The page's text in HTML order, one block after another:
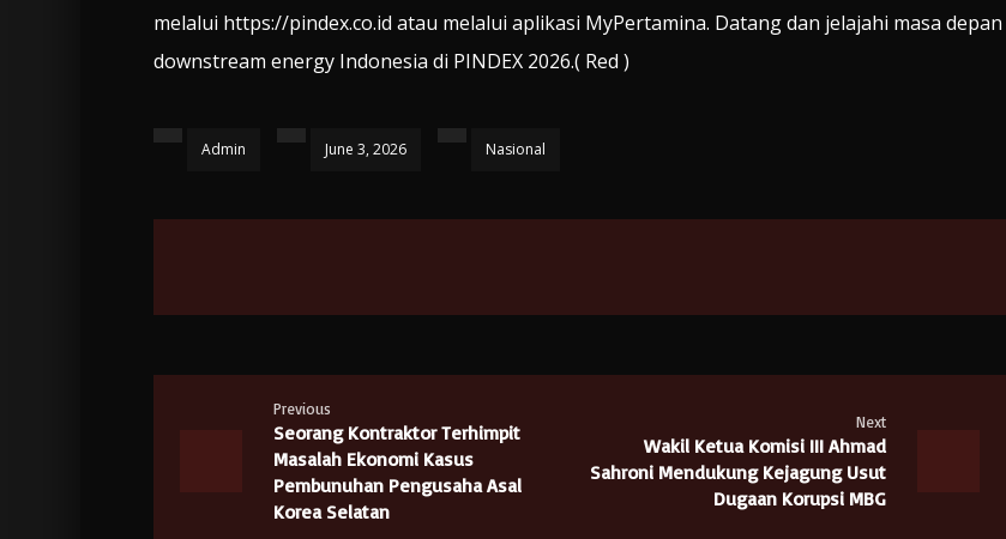
melalui https://pindex.co.id atau melalui aplikasi MyPertamina. Datang dan jelajahi masa depan
downstream energy Indonesia di PINDEX 2026.( Red )
Admin June 3, 2026 Nasional
Previous
Seorang Kontraktor Terhimpit
Masalah Ekonomi Kasus
Pembunuhan Pengusaha Asal
Korea Selatan
Next
Wakil Ketua Komisi III Ahmad
Sahroni Mendukung Kejagung Usut
Dugaan Korupsi MBG